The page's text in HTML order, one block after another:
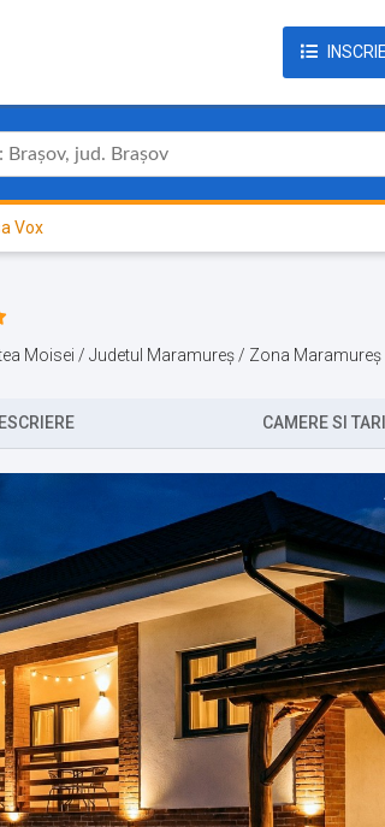
Vox
Moisei / Judetul Maramureș / Zona Maramureș
CAMERE SI